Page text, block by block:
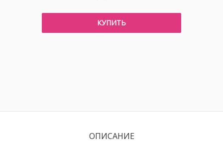
КУПИТЬ
ОПИСАНИЕ